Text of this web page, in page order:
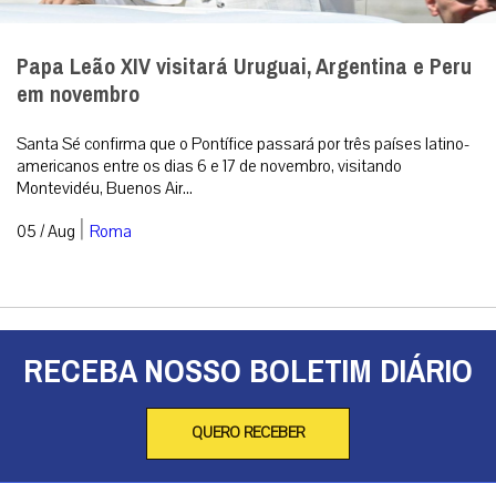
Papa Leão XIV visitará Uruguai, Argentina e Peru
em novembro
Santa Sé confirma que o Pontífice passará por três países latino-
americanos entre os dias 6 e 17 de novembro, visitando
Montevidéu, Buenos Air...
05 / Aug | Roma
RECEBA NOSSO BOLETIM DIÁRIO
QUERO RECEBER